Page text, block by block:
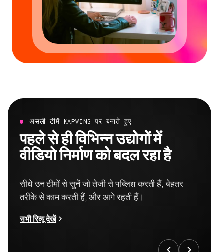
असली टीमें KAPWING पर बनाते हुए
पहले से ही विभिन्न उद्योगों में
वीडियो निर्माण को बदल रहा है
सीधे उन टीमों से सुनें जो तेजी से पब्लिश करती हैं, बेहतर
तरीके से काम करती हैं, और आगे रहती हैं।
सभी रिव्यू देखें